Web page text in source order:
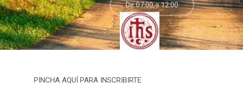
De 07:00 a 12:00
PINCHA AQUÍ PARA INSCRIBIRTE